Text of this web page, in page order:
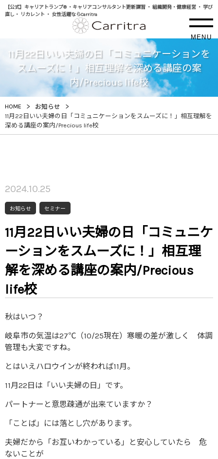
【公式】キャリアトランプ® ・キャリアコンサルタント更新講習 ・ 組織開発・健康経営 ・ 学び
直し・ リカレント ・ 女性活躍ならCarritra
MENU
11月22日いい夫婦の日「コミュニケーションを
スムーズに！」相互理解を深める講座の案
内/Precious life校
HOME > お知らせ >
11月22日いい夫婦の日「コミュニケーションをスムーズに！」相互理解を
深める講座の案内/Precious life校
2024.10.25
お知らせ セミナー
11月22日いい夫婦の日「コミュニケ
ーションをスムーズに！」相互理
解を深める講座の案内/Precious
life校
秋はいつ？
岐阜市の気温は27℃（10/25現在）寒暖の差が激しく 体調
管理も大変ですね。
とはいえハロウインが終われば11月。
11月22日は「いい夫婦の日」です。
パートナーと意思疎通が出来ていますか？
「ことば」には落とし穴があります。
夫婦だから「お互いわかっている」と安心していたら 危
ないことが